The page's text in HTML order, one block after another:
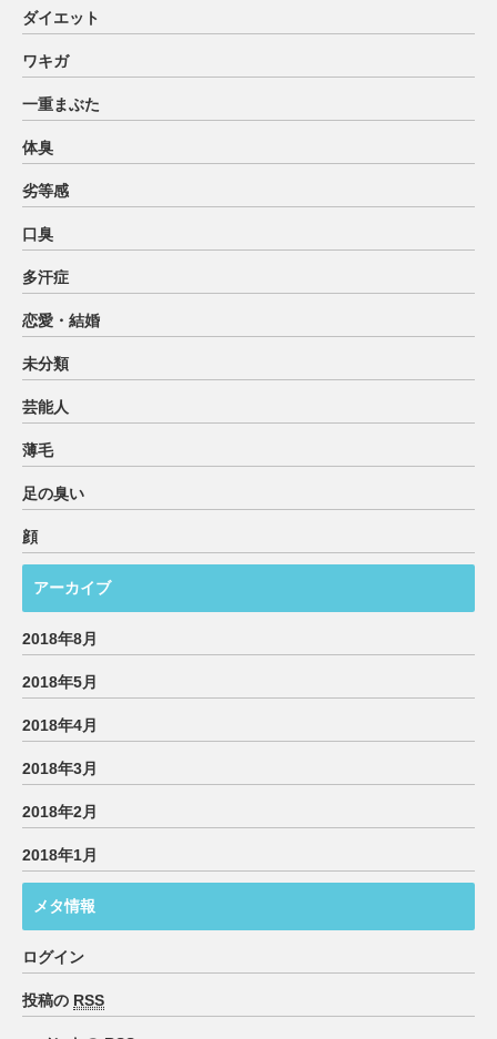
ダイエット
ワキガ
一重まぶた
体臭
劣等感
口臭
多汗症
恋愛・結婚
未分類
芸能人
薄毛
足の臭い
顔
アーカイブ
2018年8月
2018年5月
2018年4月
2018年3月
2018年2月
2018年1月
メタ情報
ログイン
投稿の RSS